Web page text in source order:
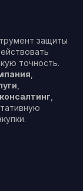
защиты
точность.